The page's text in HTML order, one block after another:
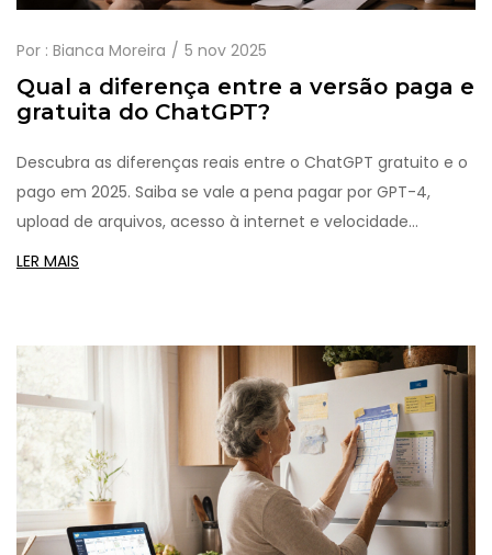
Por : Bianca Moreira 5 nov 2025
Qual a diferença entre a versão paga e
gratuita do ChatGPT?
Descubra as diferenças reais entre o ChatGPT gratuito e o
pago em 2025. Saiba se vale a pena pagar por GPT-4,
upload de arquivos, acesso à internet e velocidade
superior.
LER MAIS